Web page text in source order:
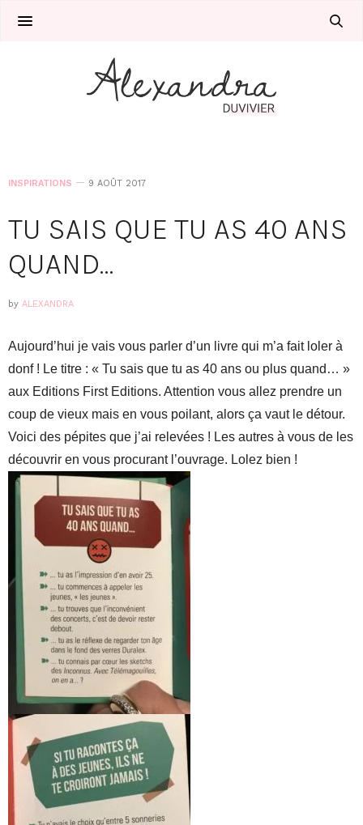
INSPIRATIONS 9 AOÛT 2017
TU SAIS QUE TU AS 40 ANS
QUAND…
by ALEXANDRA
Aujourd’hui je vais vous parler d’un livre qui m’a fait loler à
donf ! Le titre : « Tu sais que tu as 40 ans ou plus quand… »
aux Editions First Editions. Attention vous allez prendre un
coup de vieux mais en vous poilant, alors ça vaut le détour.
Voici des pépites que j’ai relevées ! Les autres à vous de les
découvrir en vous procurant l’ouvrage. Lolez bien !